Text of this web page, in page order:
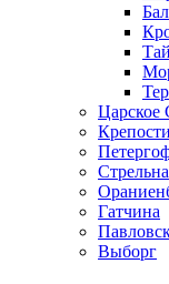
Царское
Стрельна
Гатчина
Выборг